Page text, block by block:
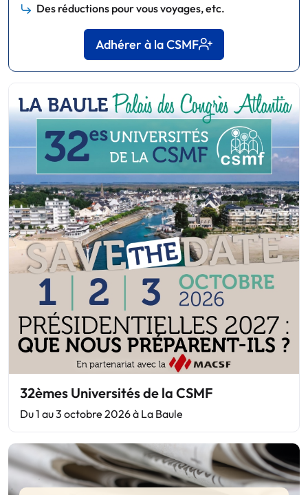
Des réductions pour vous voyages, etc.
Adhérer à la CSMF
32èmes Universités de la CSMF
Du 1 au 3 octobre 2026 à La Baule